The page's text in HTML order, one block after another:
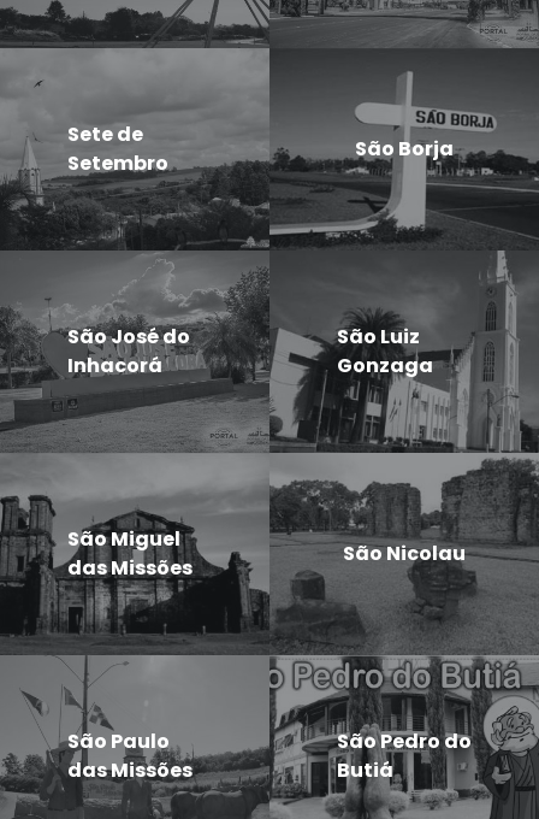
Sete de
Setembro
São Borja
São José do
Inhacorá
São Luiz
Gonzaga
São Miguel
das Missões
São Nicolau
São Paulo
das Missões
São Pedro do
Butiá